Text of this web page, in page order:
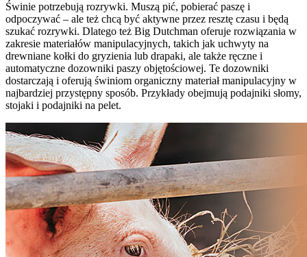
Świnie potrzebują rozrywki. Muszą pić, pobierać paszę i
odpoczywać – ale też chcą być aktywne przez resztę czasu i będą
szukać rozrywki. Dlatego też Big Dutchman oferuje rozwiązania w
zakresie materiałów manipulacyjnych, takich jak uchwyty na
drewniane kołki do gryzienia lub drapaki, ale także ręczne i
automatyczne dozowniki paszy objętościowej. Te dozowniki
dostarczają i oferują świniom organiczny materiał manipulacyjny w
najbardziej przystępny sposób. Przykłady obejmują podajniki słomy,
stojaki i podajniki na pelet.